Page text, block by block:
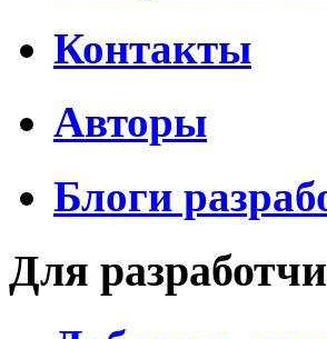
Контакты
Авторы
Блоги
Для